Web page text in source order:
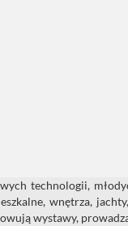
technologii,
wnętrza,
wystawy,